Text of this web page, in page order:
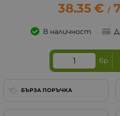
38.35 € /
В наличност
бр
БЪРЗА ПОРЪЧКА